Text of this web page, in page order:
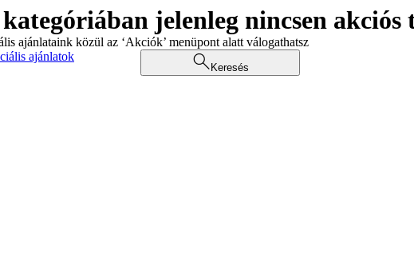
jelenleg nincsen akciós
ajánlataink közül az ‘Akciók’ menüpont alatt válogathatsz
ajánlatok
Keresés